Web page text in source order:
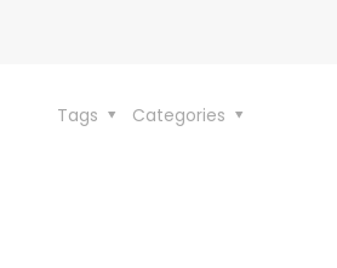
Categories
Tags